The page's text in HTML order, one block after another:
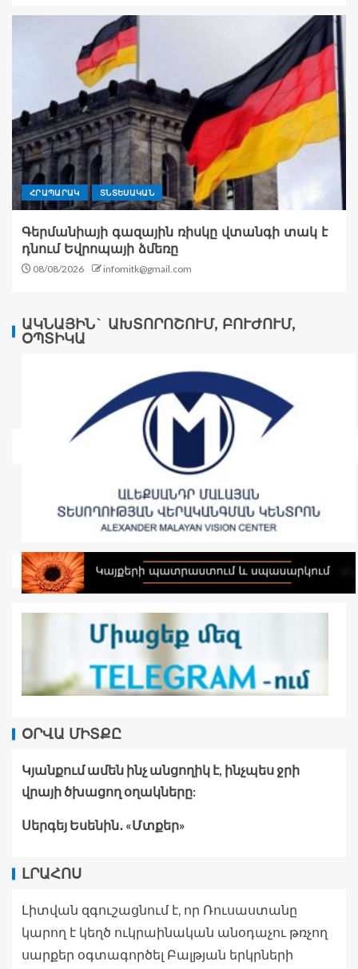
ՀՐԱՊԱՐԱԿ ՏՆՏԵՍԱԿԱՆ
Գերմանիայի գազային ռիսկը վտանգի տակ է
դնում Եվրոպայի ձմեռը
08/08/2026 infomitk@gmail.com
ԱԿՆԱՅԻՆ` ԱԽՏՈՐՈՇՈՒՄ, ԲՈՒԺՈՒՄ,
ՕՊՏԻԿԱ
ՕՐՎԱ ՄԻՏՔԸ
Կյանքում ամեն ինչ անցողիկ է, ինչպես ջրի
վրայի ծխացող օղակները:
Սերգեյ Եսենին․ «Մտքեր»
ԼՐԱՀՈՍ
Լիտվան զգուշացնում է, որ Ռուսաստանը
կարող է կեղծ ուկրաինական անօդաչու թռչող
սարքեր օգտագործել Բալթյան երկրների